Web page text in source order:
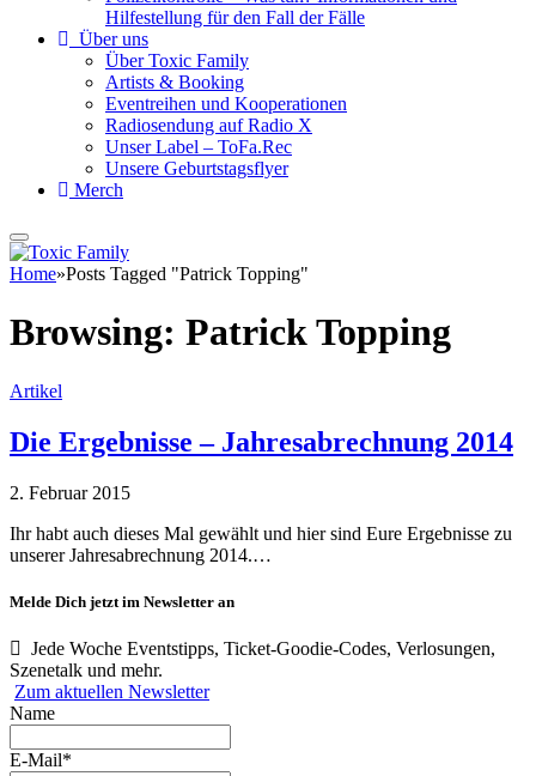
Hilfestellung für den Fall der Fälle
Über uns
Über Toxic Family
Artists & Booking
Eventreihen und Kooperationen
Radiosendung auf Radio X
Unser Label – ToFa.Rec
Unsere Geburtstagsflyer
Merch
Home»Posts Tagged "Patrick Topping"
Browsing: Patrick Topping
Artikel
Die Ergebnisse – Jahresabrechnung 2014
2. Februar 2015
Ihr habt auch dieses Mal gewählt und hier sind Eure Ergebnisse zu
unserer Jahresabrechnung 2014.…
Melde Dich jetzt im Newsletter an
Jede Woche Eventstipps, Ticket-Goodie-Codes, Verlosungen,
Szenetalk und mehr.
Zum aktuellen Newsletter
Name
E-Mail*